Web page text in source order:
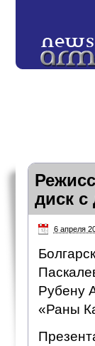
диск
6 апреля
Рубену
«Раны